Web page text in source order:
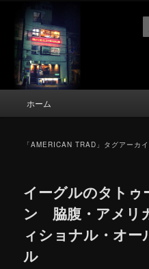
ン
ツ
東京 タトゥース
Bunny Tattoo
トゥー画像
タトゥーデザイン・画像の紹介
ホーム
「AMERICAN TRAD 」タグアーカ
イーグルのタトゥ
ン 脇腹・アメリ
ィショナル・オー
ル